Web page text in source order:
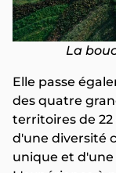
La
Elle passe
des quatre
territoires de
d'une diversité
unique et